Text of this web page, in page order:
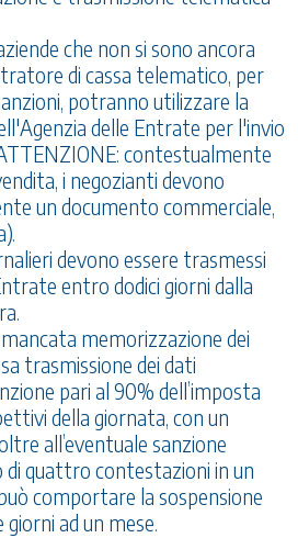
che non si sono ancora
di cassa telematico, per
potranno utilizzare la
delle Entrate per l'invio
contestualmente
i negozianti devono
un documento commerciale,
devono essere trasmessi
entro dodici giorni dalla
memorizzazione dei
trasmissione dei dati
pari al 90% dell’imposta
della giornata, con un
all’eventuale sanzione
di quattro contestazioni in un
comportare la sospensione
ad un mese.